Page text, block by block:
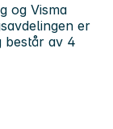
og Visma
er
består av 4